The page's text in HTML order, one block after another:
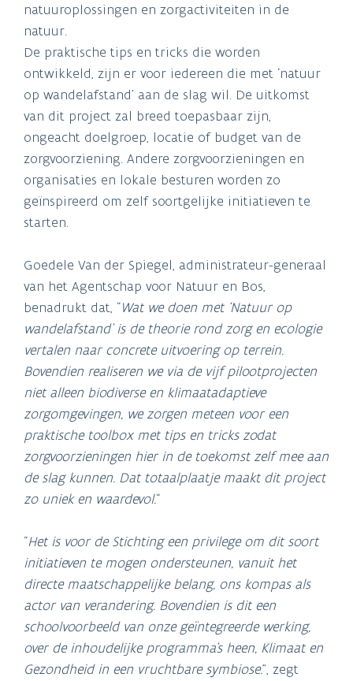
natuuroplossingen en zorgactiviteiten in de
natuur.
De praktische tips en tricks die worden
ontwikkeld, zijn er voor iedereen die met ‘natuur
op wandelafstand’ aan de slag wil. De uitkomst
van dit project zal breed toepasbaar zijn,
ongeacht doelgroep, locatie of budget van de
zorgvoorziening. Andere zorgvoorzieningen en
organisaties en lokale besturen worden zo
geïnspireerd om zelf soortgelijke initiatieven te
starten.
Goedele Van der Spiegel, administrateur-generaal
van het Agentschap voor Natuur en Bos,
benadrukt dat, “Wat we doen met ‘Natuur op
wandelafstand’ is de theorie rond zorg en ecologie
vertalen naar concrete uitvoering op terrein.
Bovendien realiseren we via de vijf pilootprojecten
niet alleen biodiverse en klimaatadaptieve
zorgomgevingen, we zorgen meteen voor een
praktische toolbox met tips en tricks zodat
zorgvoorzieningen hier in de toekomst zelf mee aan
de slag kunnen. Dat totaalplaatje maakt dit project
zo uniek en waardevol.“
“Het is voor de Stichting een privilege om dit soort
initiatieven te mogen ondersteunen, vanuit het
directe maatschappelijke belang, ons kompas als
actor van verandering. Bovendien is dit een
schoolvoorbeeld van onze geïntegreerde werking,
over de inhoudelijke programma’s heen, Klimaat en
Gezondheid in een vruchtbare symbiose.”, zegt